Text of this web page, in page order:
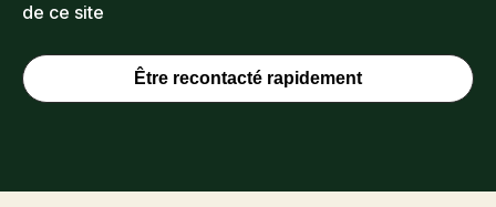
de ce site
Être recontacté rapidement